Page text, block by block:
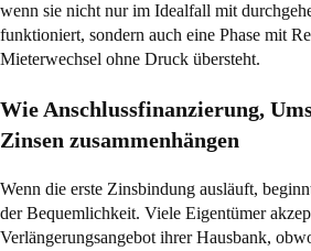
wenn sie nicht nur im Idealfall mit
funktioniert, sondern auch eine Phase mit
Mieterwechsel ohne Druck übersteht.
Wie Anschlussfinanzierung,
Zinsen zusammenhängen
Wenn die erste Zinsbindung ausläuft,
der Bequemlichkeit. Viele Eigentümer
Verlängerungsangebot ihrer Hausbank,